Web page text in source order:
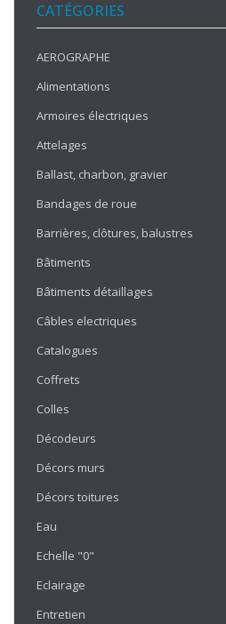
CATÉGORIES
AEROGRAPHE
Alimentations
Armoires électriques
Attelages
Ballast, charbon, gravier
Bandages de roue
Barrières, clôtures, balustres
Bâtiments
Bâtiments détaillages
Câbles electriques
Catalogues
Coffrets
Colles
Décodeurs
Décors murs
Décors toitures
Eau
Echelle "0"
Eclairage
Entretien